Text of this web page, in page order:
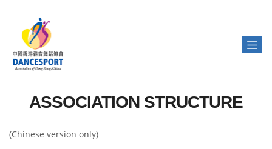
ASSOCIATION STRUCTURE
(Chinese version only)